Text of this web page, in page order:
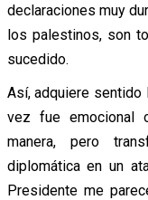
declaraciones muy
los palestinos, son
sucedido.
Así, adquiere sentido
vez fue emocional
manera, pero
diplomática en un
Presidente me